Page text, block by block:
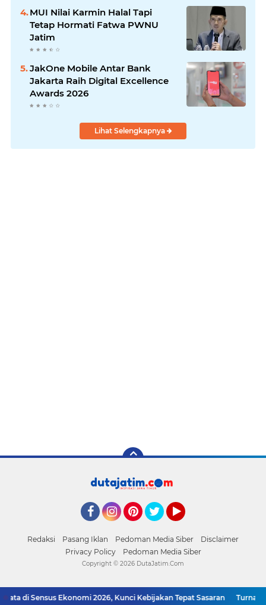
MUI Nilai Karmin Halal Tapi
Tetap Hormati Fatwa PWNU
Jatim
JakOne Mobile Antar Bank
Jakarta Raih Digital Excellence
Awards 2026
Lihat Selengkapnya
Redaksi Pasang Iklan Pedoman Media Siber
Disclaimer
Privacy Policy
Pedoman Media Siber
Sensus Ekonomi 2026, Kunci Kebijakan Tepat Sasaran Turnamen
Copyright © 2026 DutaJatim.Com